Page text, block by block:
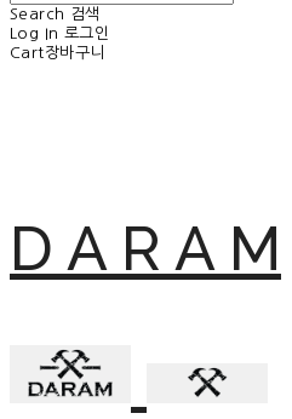
Search
검색
Log In 로그인
Cart장바구니
D A R A M